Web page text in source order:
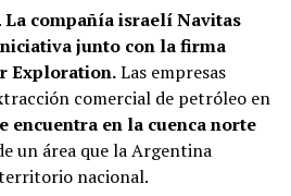
La compañía israelí Navitas
junto con la firma
Exploration.Las empresas
comercial de petróleo en
encuentra en la cuenca norte
un área que la Argentina
nacional.